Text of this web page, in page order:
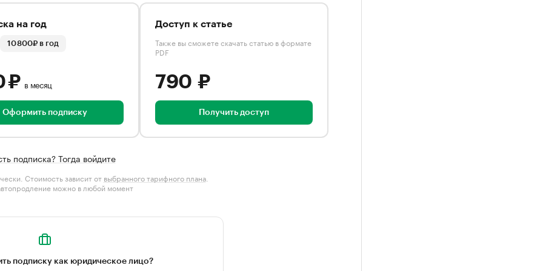
на год
10 800₽ в год
₽ в месяц
Оформить подписку
Доступ к статье
Также вы сможете скачать статью в формате
PDF
790 ₽
Получить доступ
подписка? Тогда войдите
Стоимость зависит от выбранного тарифного плана.
можно в любой момент
подписку как юридическое лицо?